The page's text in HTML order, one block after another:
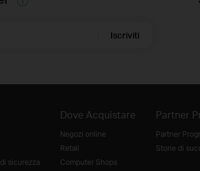
Iscriviti
sicurezza
Dove Acquistare
Negozi online
Retail
Computer Shops
Partner
Partner
Storie di